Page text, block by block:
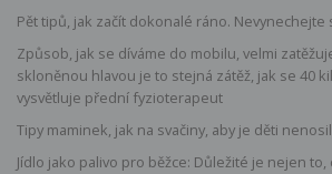
Pět tipů, jak začít dokonalé ráno.
Způsob, jak se díváme do mobilu, velmi
skloněnou hlavou je to stejná zátěž, jak se 40
vysvětluje přední fyzioterapeut
Tipy maminek, jak na svačiny, aby je děti
Jídlo jako palivo pro běžce: Důležité je nejen to,